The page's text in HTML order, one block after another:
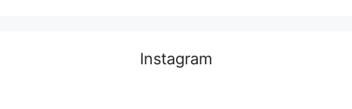
Instagram